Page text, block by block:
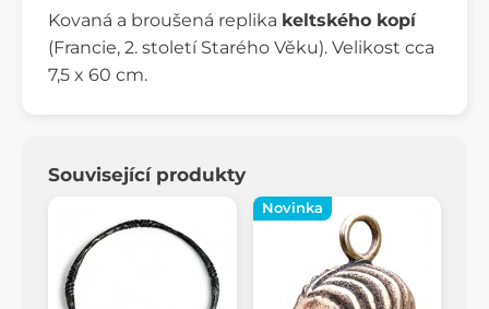
Kovaná a broušená replika keltského kopí
(Francie, 2. století Starého Věku). Velikost cca
7,5 x 60 cm.
Související produkty
Novinka